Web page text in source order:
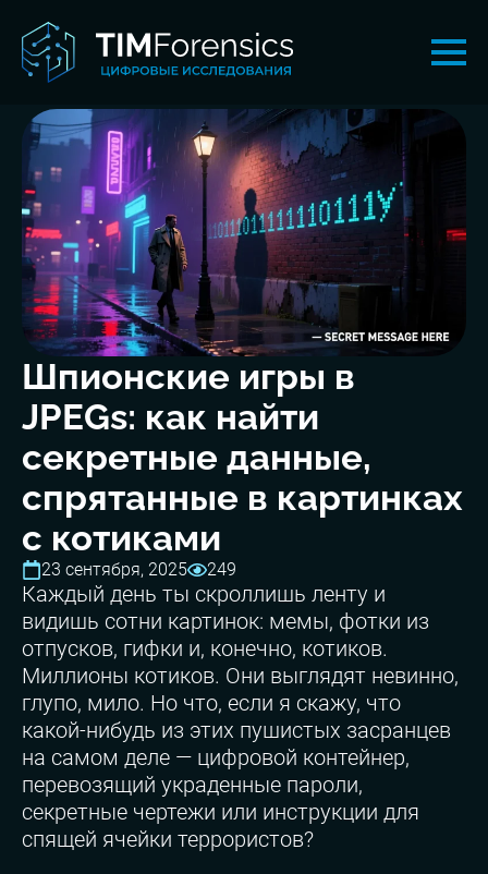
Шпионские игры в
JPEGs: как найти
секретные данные,
спрятанные в картинках
с котиками
23 сентября, 2025 249
Каждый день ты скроллишь ленту и
видишь сотни картинок: мемы, фотки из
отпусков, гифки и, конечно, котиков.
Миллионы котиков. Они выглядят невинно,
глупо, мило. Но что, если я скажу, что
какой-нибудь из этих пушистых засранцев
на самом деле — цифровой контейнер,
перевозящий украденные пароли,
секретные чертежи или инструкции для
спящей ячейки террористов?